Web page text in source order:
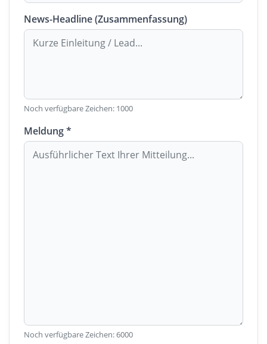
News-Headline (Zusammenfassung)
Noch verfügbare Zeichen: 1000
Meldung *
Noch verfügbare Zeichen:6000